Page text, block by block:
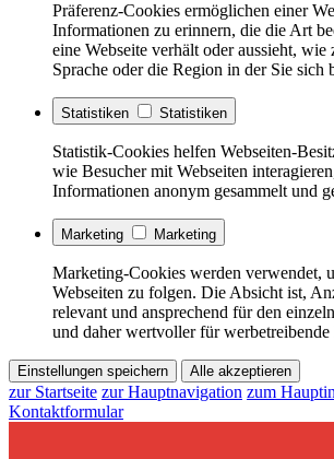
Präferenz-Cookies ermöglichen einer
Informationen zu erinnern, die die Art
eine Webseite verhält oder aussieht,
Sprache oder die Region in der Sie sich
Statistiken Statistiken
Statistik-Cookies helfen Webseiten-
wie Besucher mit Webseiten
Informationen anonym gesammelt und
Marketing Marketing
Marketing-Cookies werden verwendet,
Webseiten zu folgen. Die Absicht ist,
relevant und ansprechend für den
und daher wertvoller für
Einstellungen speichern Alle akzeptieren
zur Startseite zur Hauptnavigation zum
Kontaktformular